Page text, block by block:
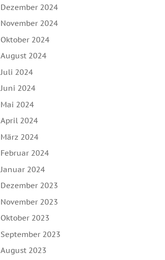
Dezember 2024
November 2024
Oktober 2024
August 2024
Juli 2024
Juni 2024
Mai 2024
April 2024
März 2024
Februar 2024
Januar 2024
Dezember 2023
November 2023
Oktober 2023
September 2023
August 2023